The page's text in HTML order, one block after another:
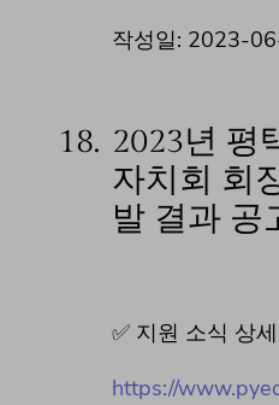
작성일: 2023-
18. 2023년 평
자치회 회
발 결과 공
✅ 지원 소식 상
https://